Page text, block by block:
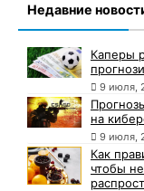
Недавние
Каперы
9 июля,
на
9 июля,
Как
чтобы